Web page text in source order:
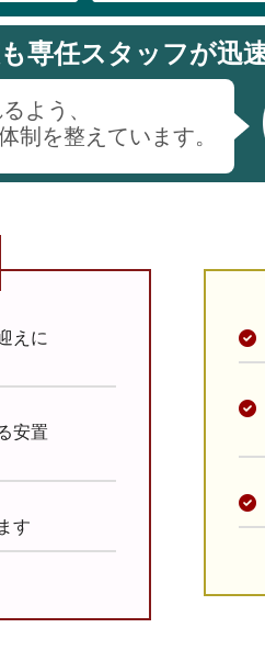
専任スタッフが迅
よう、
制を整えています。
えに
安置
す